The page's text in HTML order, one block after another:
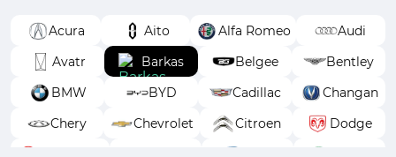
Acura Aito Alfa Romeo
Audi
Avatr
Barkas Belgee
Bentley
BMW
BYD Cadillac
Changan
Chery
Chevrolet Citroen
Dodge